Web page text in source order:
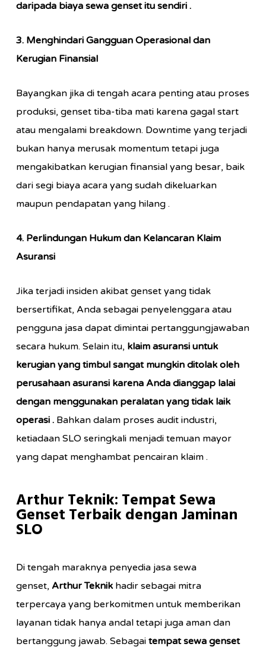
daripada biaya sewa genset itu sendiri .
3. Menghindari Gangguan Operasional dan
Kerugian Finansial
Bayangkan jika di tengah acara penting atau proses
produksi, genset tiba-tiba mati karena gagal start
atau mengalami breakdown. Downtime yang terjadi
bukan hanya merusak momentum tetapi juga
mengakibatkan kerugian finansial yang besar, baik
dari segi biaya acara yang sudah dikeluarkan
maupun pendapatan yang hilang .
4. Perlindungan Hukum dan Kelancaran Klaim
Asuransi
Jika terjadi insiden akibat genset yang tidak
bersertifikat, Anda sebagai penyelenggara atau
pengguna jasa dapat dimintai pertanggungjawaban
secara hukum. Selain itu, klaim asuransi untuk
kerugian yang timbul sangat mungkin ditolak oleh
perusahaan asuransi karena Anda dianggap lalai
dengan menggunakan peralatan yang tidak laik
operasi .Bahkan dalam proses audit industri,
ketiadaan SLO seringkali menjadi temuan mayor
yang dapat menghambat pencairan klaim .
Arthur Teknik: Tempat Sewa
Genset Terbaik dengan Jaminan
SLO
Di tengah maraknya penyedia jasa sewa
genset, Arthur Teknikhadir sebagai mitra
terpercaya yang berkomitmen untuk memberikan
layanan tidak hanya andal tetapi juga aman dan
bertanggung jawab. Sebagai tempat sewa genset